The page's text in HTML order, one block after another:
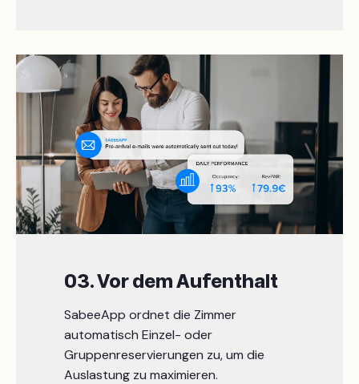
03. Vor dem Aufenthalt
SabeeApp ordnet die Zimmer
automatisch Einzel- oder
Gruppenreservierungen zu, um die
Auslastung zu maximieren.